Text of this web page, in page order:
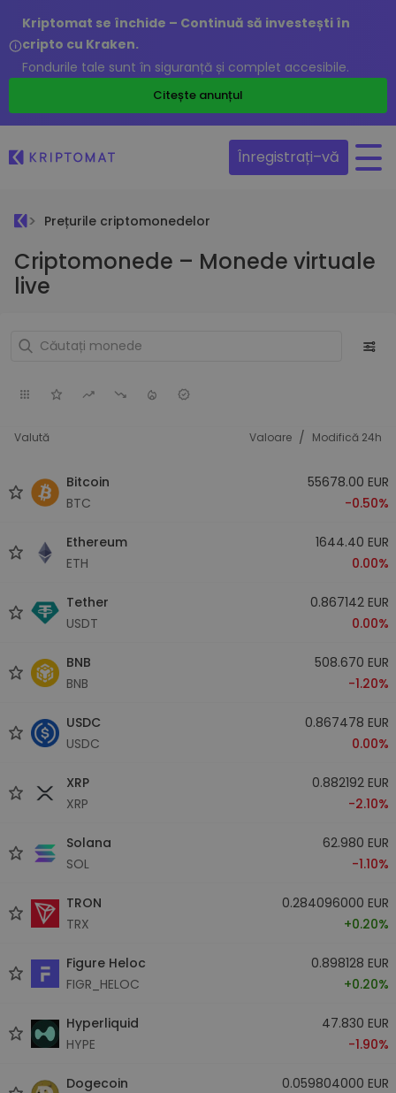
Kriptomat se închide – Continuă să investești în
cripto cu Kraken.
Fondurile tale sunt în siguranță și complet accesibile.
Citește anunțul
Înregistrați–vă
Prețurile criptomonedelor
Criptomonede – Monede virtuale
live
Valută Valoare / Modifică 24h
Bitcoin
BTC
55678.00 EUR
-0.50%
Ethereum
ETH
1644.40 EUR
0.00%
Tether
USDT
0.867142 EUR
0.00%
BNB
BNB
508.670 EUR
-1.20%
USDC
USDC
0.867478 EUR
0.00%
XRP
XRP
0.882192 EUR
-2.10%
Solana
SOL
62.980 EUR
-1.10%
TRON
TRX
0.284096000 EUR
+0.20%
Figure Heloc
FIGR_HELOC
0.898128 EUR
+0.20%
Hyperliquid
HYPE
47.830 EUR
-1.90%
Dogecoin
0.059804000 EUR